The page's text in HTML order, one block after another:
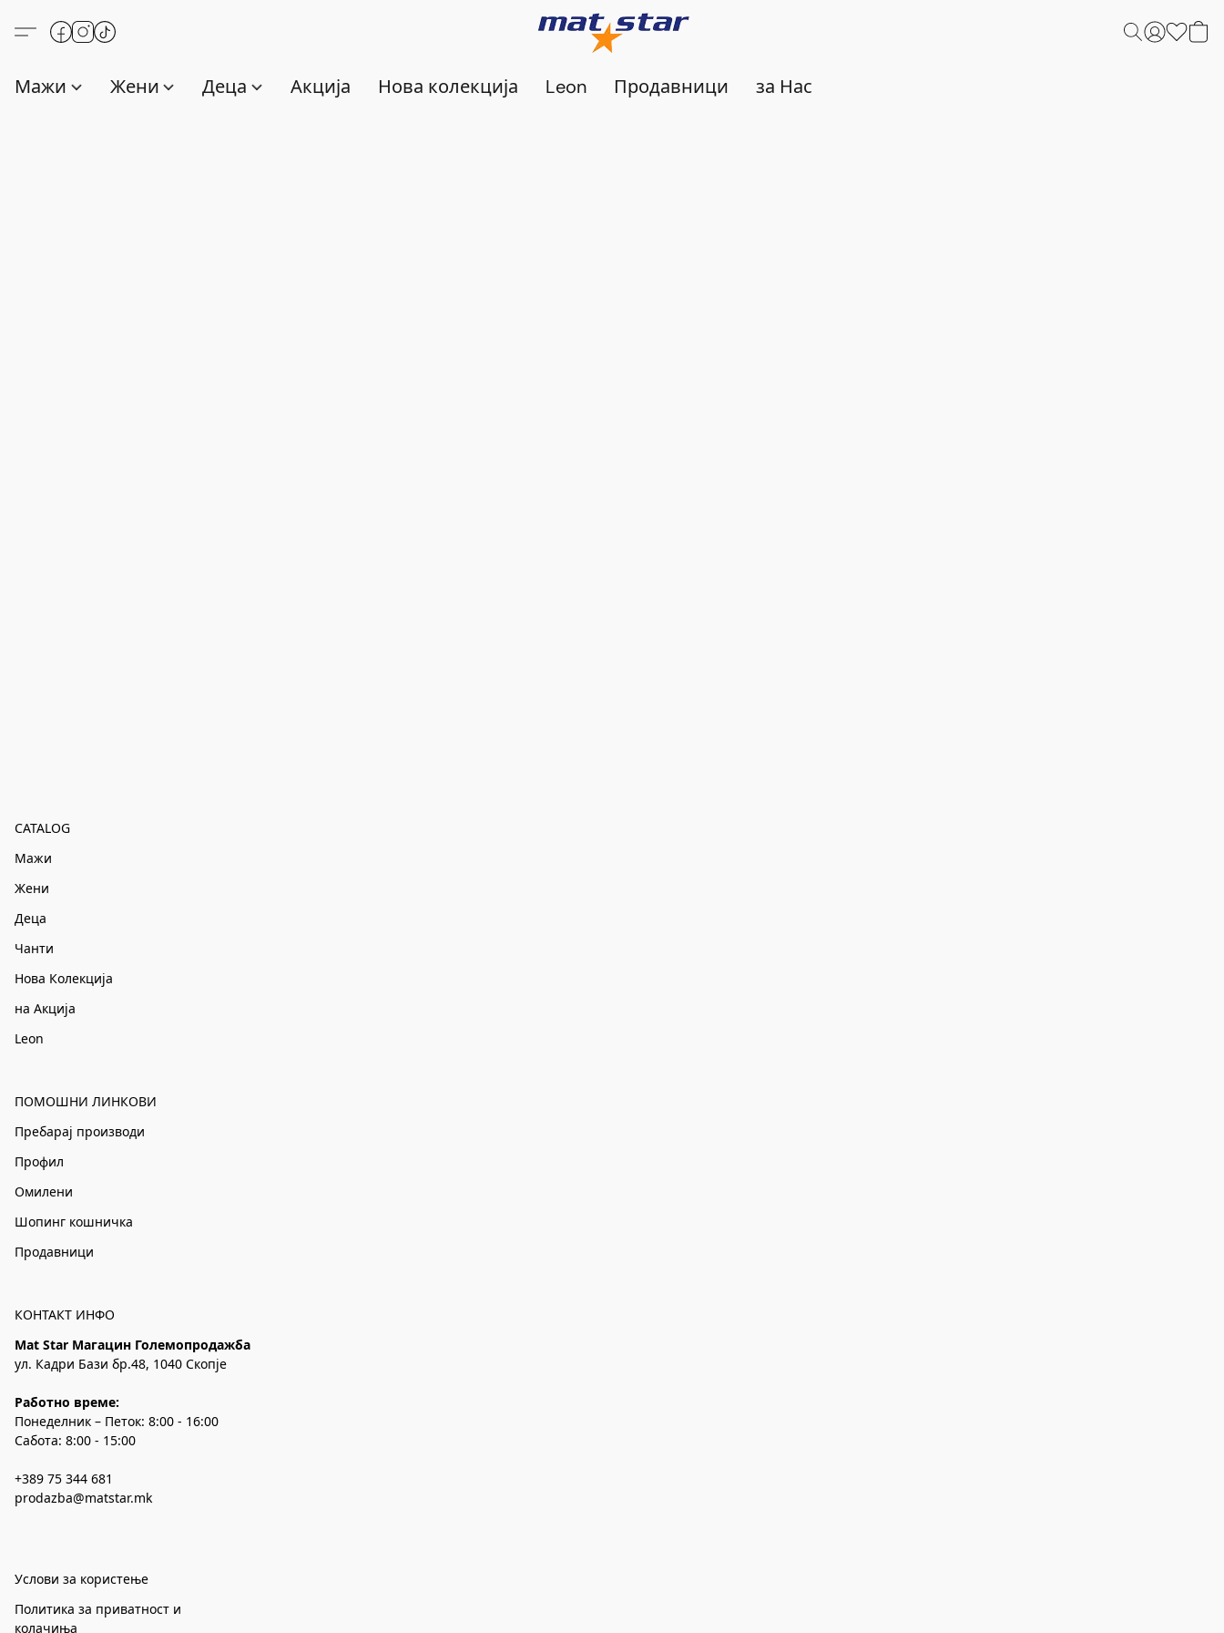
Мажи Жени Деца Акција Нова колекција Leon Продавници за Нас
CATALOG
Мажи
Жени
Деца
Чанти
Нова Колекција
на Акција
Leon
ПОМОШНИ ЛИНКОВИ
Пребарај производи
Профил
Омилени
Шопинг кошничка
Продавници
КОНТАКТ ИНФО
Mat Star Магацин Големопродажба
ул. Кадри Бази бр.48, 1040 Скопје
Работно време:
Понеделник – Петок: 8:00 - 16:00
Сабота: 8:00 - 15:00
+389 75 344 681
prodazba@matstar.mk
Услови за користење
Политика за приватност и
колачиња